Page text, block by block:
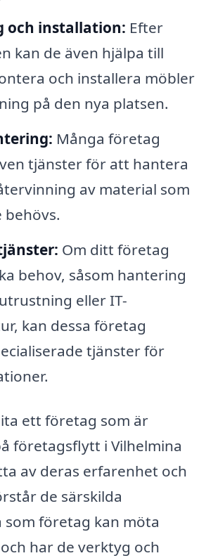
och installation: Efter
kan de även hjälpa till
och installera möbler
på den nya platsen.
Många företag
tjänster för att hantera
av material som
Om ditt företag
behov, såsom hantering
eller IT-
kan dessa företag
tjänster för
ett företag som är
företagsflytt i Vilhelmina
av deras erfarenhet och
de särskilda
företag kan möta
har de verktyg och